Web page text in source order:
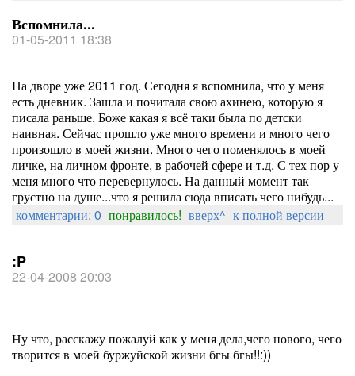
Вспомнила...
01-05-2011 18:38
На дворе уже 2011 год. Сегодня я вспомнила, что у меня
есть дневник. Зашла и почитала свою ахинею, которую я
писала раньше. Боже какая я всё таки была по детски
наивная. Сейчас прошло уже много времени и много чего
произошло в моей жизни. Много чего поменялось в моей
личке, на личном фронте, в рабочей сфере и т.д. С тех пор у
меня много что перевернулось. На данный момент так
грустно на душе...что я решила сюда вписать чего нибудь...
комментарии: 0 понравилось! вверх^ к полной версии
:P
22-04-2008 20:03
Ну что, расскажу пожалуй как у меня дела,чего нового, чего
творится в моей буржуйской жизни бгы бгы!!:))